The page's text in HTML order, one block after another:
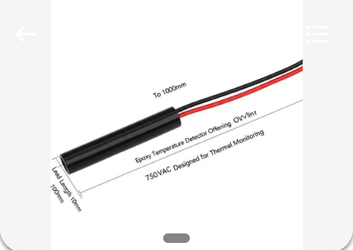
PRODUKTY
NAS